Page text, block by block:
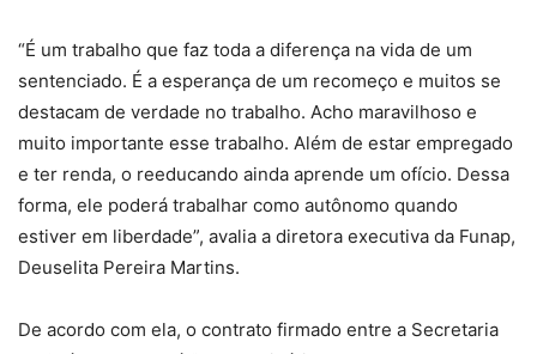
“É um trabalho que faz toda a diferença na vida de um
sentenciado. É a esperança de um recomeço e muitos se
destacam de verdade no trabalho. Acho maravilhoso e
muito importante esse trabalho. Além de estar empregado
e ter renda, o reeducando ainda aprende um ofício. Dessa
forma, ele poderá trabalhar como autônomo quando
estiver em liberdade”, avalia a diretora executiva da Funap,
Deuselita Pereira Martins.
De acordo com ela, o contrato firmado entre a Secretaria